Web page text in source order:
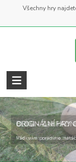
Všechny hry
Zahradní
Zábava
..::
BLOG
::..
BLOG -
Vše co vás zajímá o
ORIGINÁLNÍ HRY
Rádi vám poradíme,